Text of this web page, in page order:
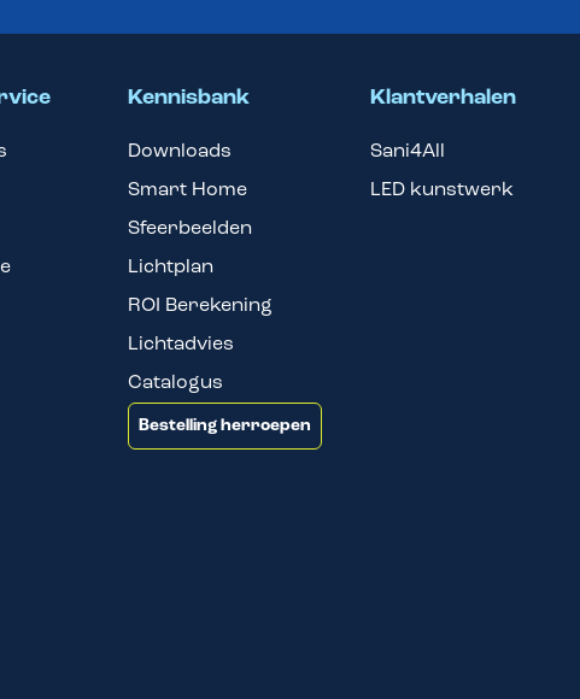
Kennisbank
Downloads
Smart Home
Sfeerbeelden
Lichtplan
ROI Berekening
Lichtadvies
Catalogus
Bestelling herroepen
Klantverhalen
Sani4All
LED kunstwerk